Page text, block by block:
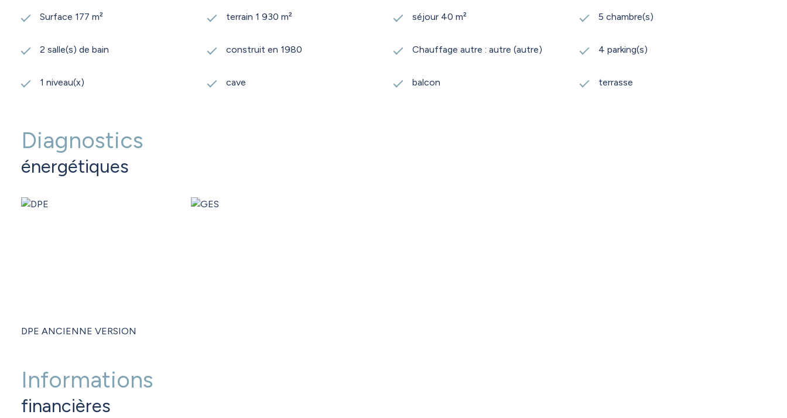
Surface 177 m² terrain 1 930 m² séjour 40 m² 5 chambre(s)
2 salle(s) de bain construit en 1980 Chauffage autre : autre (autre) 4 parking(s)
1 niveau(x) cave balcon terrasse
Diagnostics
énergétiques
DPE ANCIENNE VERSION
Informations
financières